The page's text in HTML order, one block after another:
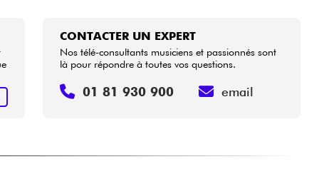
CONTACTER UN EXPERT
Nos télé-consultants musiciens et passionnés sont
là pour répondre à toutes vos questions.
01 81 930 900 email